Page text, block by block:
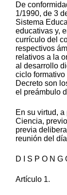
De
1/1990, de 3
Sistema
educativas y,
currículo del
respectivos
relativos a la
al desarrollo
ciclo formativo
Decreto son
el preámbulo
En su virtud,
Ciencia,
previa
reunión del
D I S P O N G
Artículo 1.